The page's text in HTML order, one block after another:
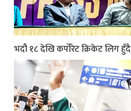
भदौ १८ देखि कर्पोरेट क्रिकेट लिग हुँदै